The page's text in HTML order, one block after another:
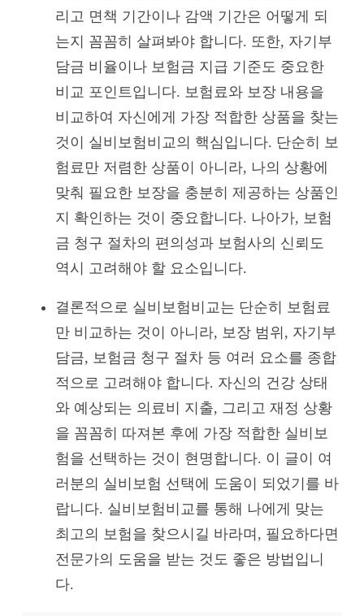
리고 면책 기간이나 감액 기간은 어떻게 되
는지 꼼꼼히 살펴봐야 합니다. 또한, 자기부
담금 비율이나 보험금 지급 기준도 중요한
비교 포인트입니다. 보험료와 보장 내용을
비교하여 자신에게 가장 적합한 상품을 찾는
것이 실비보험비교의 핵심입니다. 단순히 보
험료만 저렴한 상품이 아니라, 나의 상황에
맞춰 필요한 보장을 충분히 제공하는 상품인
지 확인하는 것이 중요합니다. 나아가, 보험
금 청구 절차의 편의성과 보험사의 신뢰도
역시 고려해야 할 요소입니다.
결론적으로 실비보험비교는 단순히 보험료
만 비교하는 것이 아니라, 보장 범위, 자기부
담금, 보험금 청구 절차 등 여러 요소를 종합
적으로 고려해야 합니다. 자신의 건강 상태
와 예상되는 의료비 지출, 그리고 재정 상황
을 꼼꼼히 따져본 후에 가장 적합한 실비보
험을 선택하는 것이 현명합니다. 이 글이 여
러분의 실비보험 선택에 도움이 되었기를 바
랍니다. 실비보험비교를 통해 나에게 맞는
최고의 보험을 찾으시길 바라며, 필요하다면
전문가의 도움을 받는 것도 좋은 방법입니
다.